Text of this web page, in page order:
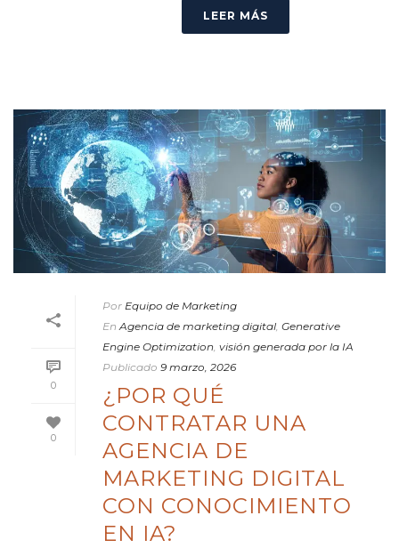
LEER MÁS
0
0
Por Equipo de Marketing
En Agencia de marketing digital, Generative
Engine Optimization, visión generada por la IA
Publicado 9 marzo, 2026
¿POR QUÉ
CONTRATAR UNA
AGENCIA DE
MARKETING DIGITAL
CON CONOCIMIENTO
EN IA?